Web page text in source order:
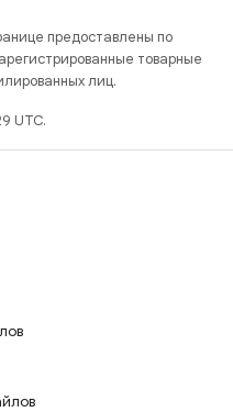
предоставлены по
товарные
лиц.
UTC.